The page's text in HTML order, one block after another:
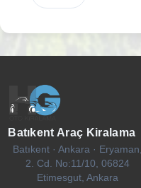
Batıkent Araç Kiralama
Batıkent · Ankara · Eryaman,
2. Cd. No:11/10, 06824
Etimesgut, Ankara